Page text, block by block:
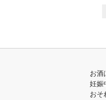
お酒
妊娠
おそ